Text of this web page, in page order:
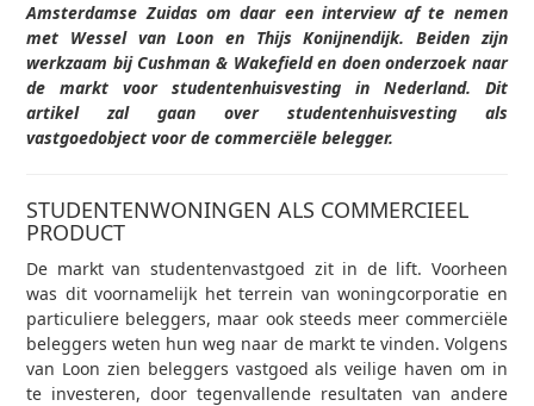
Amsterdamse Zuidas om daar een interview af te nemen
met Wessel van Loon en Thijs Konijnendijk. Beiden zijn
werkzaam bij Cushman & Wakefield en doen onderzoek naar
de markt voor studentenhuisvesting in Nederland. Dit
artikel zal gaan over studentenhuisvesting als
vastgoedobject voor de commerciële belegger.
STUDENTENWONINGEN ALS COMMERCIEEL
PRODUCT
De markt van studentenvastgoed zit in de lift. Voorheen
was dit voornamelijk het terrein van woningcorporatie en
particuliere beleggers, maar ook steeds meer commerciële
beleggers weten hun weg naar de markt te vinden. Volgens
van Loon zien beleggers vastgoed als veilige haven om in
te investeren, door tegenvallende resultaten van andere